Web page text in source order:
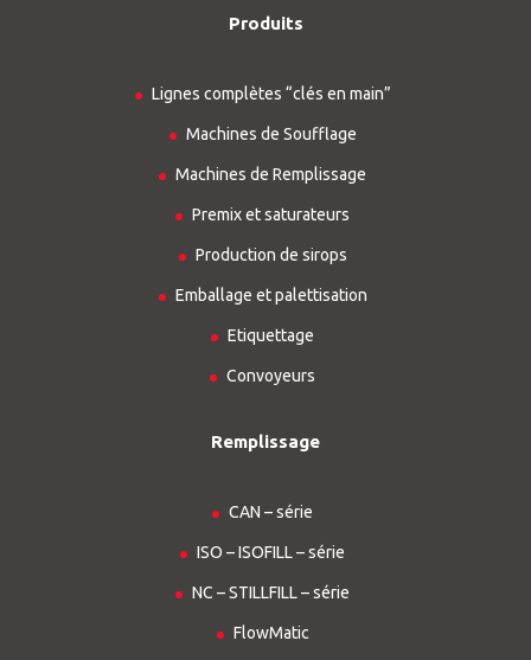
Produits
Lignes complètes “clés en main”
Machines de Soufflage
Machines de Remplissage
Premix et saturateurs
Production de sirops
Emballage et palettisation
Etiquettage
Convoyeurs
Remplissage
CAN – série
ISO – ISOFILL – série
NC – STILLFILL – série
FlowMatic